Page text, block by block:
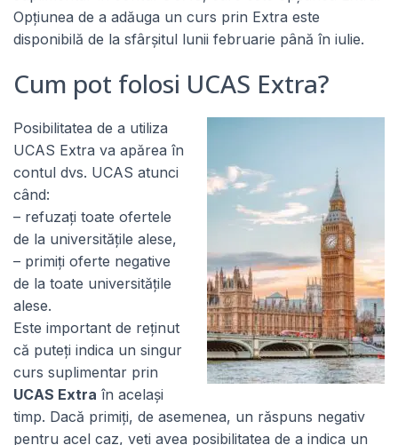
Opțiunea de a adăuga un curs prin Extra este
disponibilă de la sfârșitul lunii februarie până în iulie.
Cum pot folosi UCAS Extra?
Posibilitatea de a utiliza
UCAS Extra va apărea în
contul dvs. UCAS atunci
când:
– refuzați toate ofertele
de la universitățile alese,
– primiți oferte negative
de la toate universitățile
alese.
Este important de reținut
că puteți indica un singur
curs suplimentar prin
UCAS Extra în același
timp. Dacă primiți, de asemenea, un răspuns negativ
pentru acel caz, veți avea posibilitatea de a indica un